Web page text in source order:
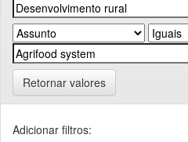
Retornar valores
Adicionar filtros: